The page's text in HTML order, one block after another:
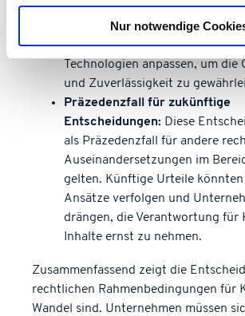
Nur notwendige
Verantwortung für die von ihren
bereitgestellten Inhalte zu
könnte dazu führen, dass
Technologien anpassen, um die
und Zuverlässigkeit zu
Präzedenzfall für zukünftige
Entscheidungen: Diese
als Präzedenzfall für andere
Auseinandersetzungen im
gelten. Künftige Urteile
Ansätze verfolgen und
drängen, die Verantwortung für
Inhalte ernst zu nehmen.
Zusammenfassend zeigt die
rechtlichen Rahmenbedingungen für
Wandel sind. Unternehmen müssen